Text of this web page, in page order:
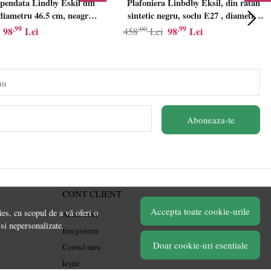
cu scopul de a vă oferi o
nepersonalizate.
Accepta toate cookie-urile
Doar cookie-uri esentiale
Lindby Eskil din
46.5 cm, neagra,
E27
98,99 Lei
Plafoniera Linbdby Eksil, din ratan
sintetic negru, soclu E27 , diametru
46.5cm, LINDBY
98,99 Lei
458,00 Lei
Aboneaza-te
CONT CLIENT
Acces cont
Înregistrare
Contul meu
Ieșire